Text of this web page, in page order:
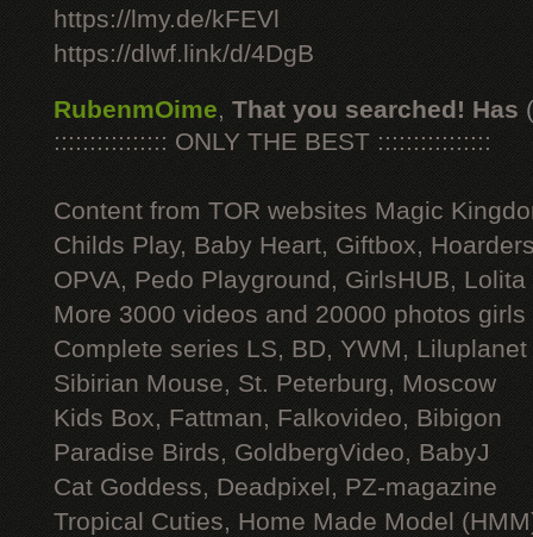
https://lmy.de/kFEVl
https://dlwf.link/d/4DgB
RubenmOime, That you searched! Has
:::::::::::::::: ONLY THE BEST ::::::::::::::::
Content from TOR websites Magic
Childs Play, Baby Heart, Giftbox,
OPVA, Pedo Playground, GirlsHUB, Lolita
More 3000 videos and 20000 photos
Complete series LS, BD, YWM, Liluplanet
Sibirian Mouse, St. Peterburg, Moscow
Kids Box, Fattman, Falkovideo, Bibigon
Paradise Birds, GoldbergVideo, BabyJ
Cat Goddess, Deadpixel, PZ-magazine
Tropical Cuties, Home Made Model